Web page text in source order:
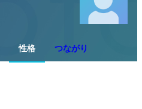
性格 つながり